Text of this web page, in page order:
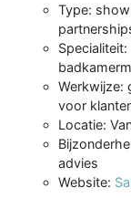
Type:
Werkwijze:
voor
Locatie:
advies
Website: